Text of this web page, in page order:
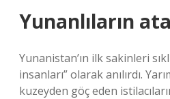
Yunanlıların
Yunanistan’ın ilk sakinleri
insanları” olarak anılırdı.
kuzeyden göç eden